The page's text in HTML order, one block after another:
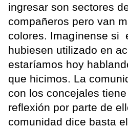
ingresar son sectores
compañeros pero van
colores. Imagínense si
hubiesen utilizado en
estaríamos hoy
que hicimos. La
con los concejales
reflexión por parte de
comunidad dice basta